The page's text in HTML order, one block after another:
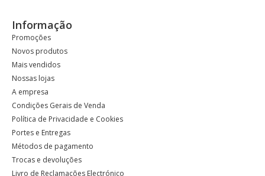
Informação
Promoções
Novos produtos
Mais vendidos
Nossas lojas
A empresa
Condições Gerais de Venda
Política de Privacidade e Cookies
Portes e Entregas
Métodos de pagamento
Trocas e devoluções
Livro de Reclamações Electrónico